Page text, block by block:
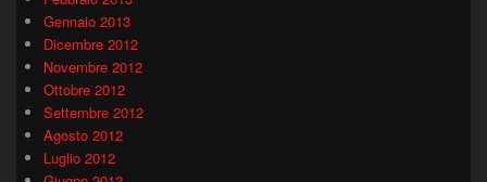
Gennaio 2013
Dicembre 2012
Novembre 2012
Ottobre 2012
Settembre 2012
Agosto 2012
Luglio 2012